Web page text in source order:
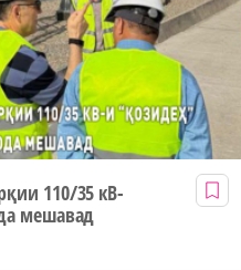
110/35 кВ-
мешавад